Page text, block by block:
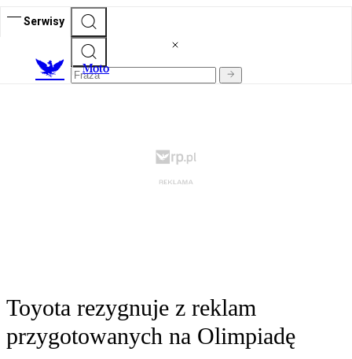
Serwisy
Moto
Toyota rezygnuje z reklam
przygotowanych na Olimpiadę